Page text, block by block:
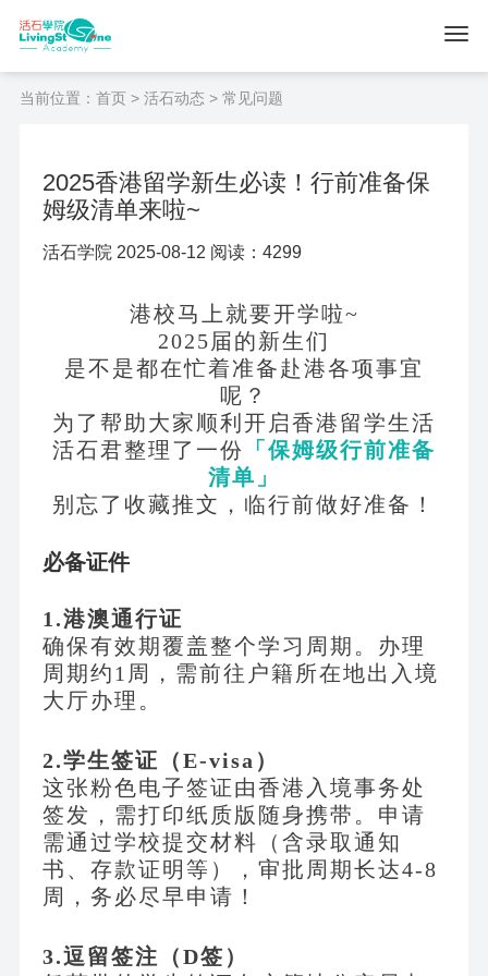
当前位置： 首页> 活石动态> 常见问题
2025香港留学新生必读！行前准备保
姆级清单来啦~
活石学院 2025-08-12 阅读：4299
港校马上就要开学啦~
2025届的新生们
是不是都在忙着准备赴港各项事宜
呢？
为了帮助大家顺利开启香港留学生活
活石君整理了一份
「保姆级行前准备
清单」
别忘了收藏推文，临行前做好准备！
必备证件
1.港澳通行证
确保有效期覆盖整个学习周期。办理
周期约1周，需前往户籍所在地出入境
大厅办理。
2.学生签证（E-visa）
这张粉色电子签证由香港入境事务处
签发，需打印纸质版随身携带。申请
需通过学校提交材料（含录取通知
书、存款证明等），审批周期长达4-8
周，务必尽早申请！
3.逗留签注（D签）